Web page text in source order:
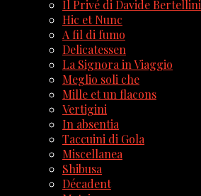
Il Privé di Davide Bertellini
Hic et Nunc
A fil di fumo
Delicatessen
La Signora in Viaggio
Meglio soli che
Mille et un flacons
Vertigini
In absentia
Taccuini di Gola
Miscellanea
Shibusa
Décadent